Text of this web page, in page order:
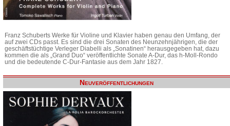
Franz Schuberts Werke für Violine und Klavier haben genau den Umfang, der
auf zwei CDs passt. Es sind die drei Sonaten des Neunzehnjährigen, die der
geschäftstüchtige Verleger Diabelli als „Sonatinen“ herausgegeben hat, dazu
kommen die als „Grand Duo“ veröffentlichte Sonate A-Dur, das h-Moll-Rondo
und die bedeutende C-Dur-Fantasie aus dem Jahr 1827.
Neuveröffentlichungen